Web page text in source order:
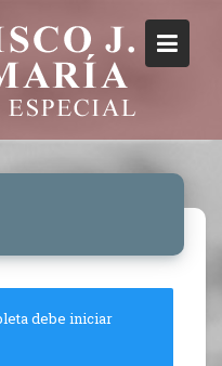
debe iniciar